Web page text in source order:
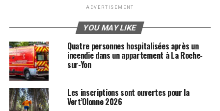
ADVERTISEMENT
YOU MAY LIKE
Quatre personnes hospitalisées après un
incendie dans un appartement à La Roche-
sur-Yon
Les inscriptions sont ouvertes pour la
Vert’Olonne 2026